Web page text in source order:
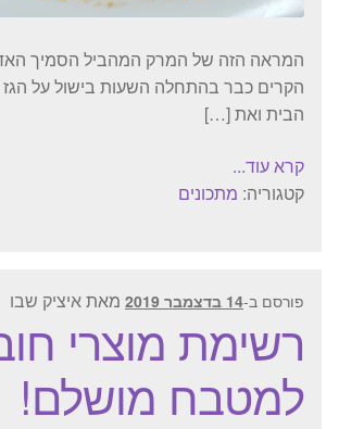
המראה הזה של המרק המהביל הסמיך
הקרים כבר בהתחלה השעות בישול על
הבית ואת […]
קרא עוד...
קטגוריה: מתכונים
פורסם ב-14 בדצמבר 2019 מאתאיציק שבו
רשימת מוצרי
למטבח מושלם!